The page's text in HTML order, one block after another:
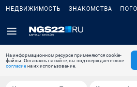
НЕДВИЖИМОСТЬ ЗНАКОМСТВА
На информационном ресурсе применяются cookie-
файлы. Оставаясь на сайте, вы подтверждаете свое
согласиена их использование.